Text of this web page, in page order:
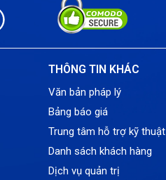
Thuê Chỗ Đặt Server
THÔNG TIN KHÁC
Văn bản pháp lý
Bảng báo giá
Trung tâm hỗ trợ kỹ thuật
Danh sách khách hàng
Dịch vụ quản trị